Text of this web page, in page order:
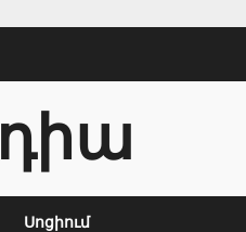
Սոցիում